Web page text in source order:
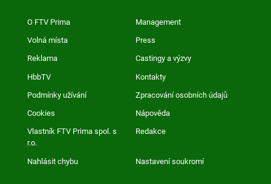
O FTV Prima Management
Volná místa Press
Reklama Castingy a výzvy
HbbTV Kontakty
Podmínky užívání Zpracování osobních údajů
Cookies Nápověda
Vlastník FTV Prima spol. s
r.o.
Redakce
Nahlásit chybu Nastavení soukromí